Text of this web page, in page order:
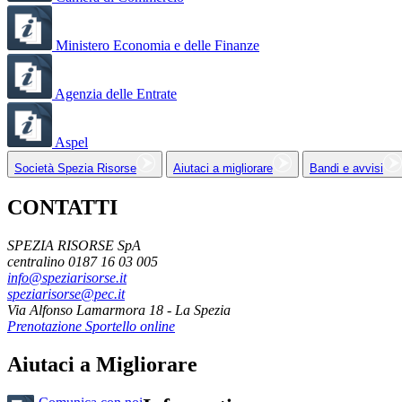
Ministero Economia e delle Finanze
Agenzia delle Entrate
Aspel
Società Spezia Risorse Aiutaci a migliorare Bandi e avvisi
CONTATTI
SPEZIA RISORSE SpA
centralino 0187 16 03 005
info@speziarisorse.it
speziarisorse@pec.it
Via Alfonso Lamarmora 18 - La Spezia
Prenotazione Sportello online
Aiutaci a Migliorare